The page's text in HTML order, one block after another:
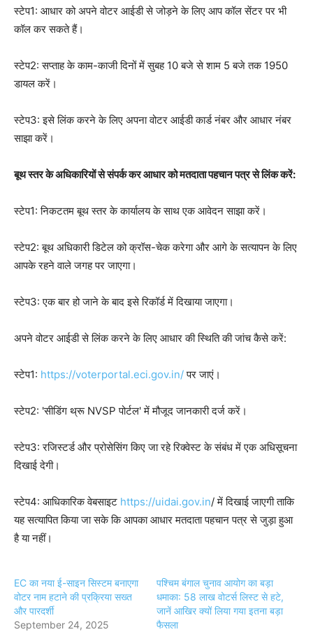
स्टेप1: आधार को अपने वोटर आईडी से जोड़ने के लिए आप कॉल सेंटर पर भी
कॉल कर सकते हैं।
स्टेप2: सप्ताह के काम-काजी दिनों में सुबह 10 बजे से शाम 5 बजे तक 1950
डायल करें।
स्टेप3: इसे लिंक करने के लिए अपना वोटर आईडी कार्ड नंबर और आधार नंबर
साझा करें।
बूथ स्तर के अधिकारियों से संपर्क कर आधार को मतदाता पहचान पत्र से लिंक करें:
स्टेप1: निकटतम बूथ स्तर के कार्यालय के साथ एक आवेदन साझा करें।
स्टेप2: बूथ अधिकारी डिटेल को क्रॉस-चेक करेगा और आगे के सत्यापन के लिए
आपके रहने वाले जगह पर जाएगा।
स्टेप3: एक बार हो जाने के बाद इसे रिकॉर्ड में दिखाया जाएगा।
अपने वोटर आईडी से लिंक करने के लिए आधार की स्थिति की जांच कैसे करें:
स्टेप1: https://voterportal.eci.gov.in/पर जाएं।
स्टेप2: 'सीडिंग थ्रू NVSP पोर्टल' में मौजूद जानकारी दर्ज करें।
स्टेप3: रजिस्टर्ड और प्रोसेसिंग किए जा रहे रिक्वेस्ट के संबंध में एक अधिसूचना
दिखाई देगी।
स्टेप4: आधिकारिक वेबसाइट https://uidai.gov.in/ में दिखाई जाएगी ताकि
यह सत्यापित किया जा सके कि आपका आधार मतदाता पहचान पत्र से जुड़ा हुआ
है या नहीं।
EC का नया ई-साइन सिस्टम बनाएगा
वोटर नाम हटाने की प्रक्रिया सख्त
और पारदर्शी
September 24, 2025
पश्चिम बंगाल चुनाव आयोग का बड़ा
धमाका: 58 लाख वोटर्स लिस्ट से हटे,
जानें आखिर क्यों लिया गया इतना बड़ा
फैसला